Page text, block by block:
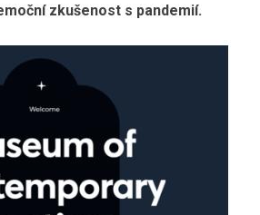
zkušenost s pandemií.